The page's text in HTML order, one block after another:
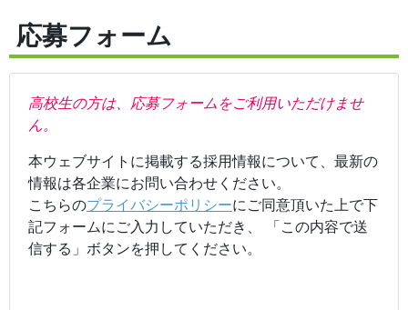
応募フォーム
高校生の方は、応募フォームをご利用いただけませ
ん。
本ウェブサイトに掲載する採用情報について、最新の
情報は各企業にお問い合わせください。
こちらのプライバシーポリシーにご同意頂いた上で下
記フォームにご入力していただき、 「この内容で送
信する」ボタンを押してください。